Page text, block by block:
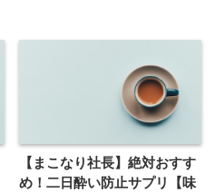
【まこなり社長】絶対おすす
め！二日酔い防止サプリ【味